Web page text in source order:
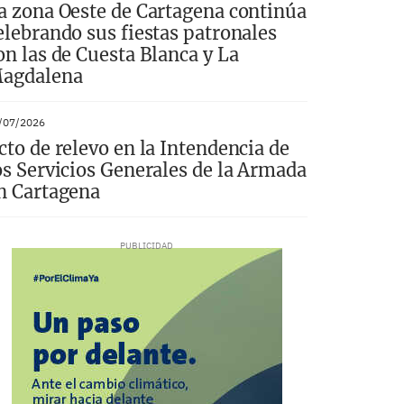
zona Oeste de Cartagena continúa
sus fiestas patronales
las de Cuesta Blanca y La
07/2026
de relevo en la Intendencia de
Servicios Generales de la Armada
Cartagena